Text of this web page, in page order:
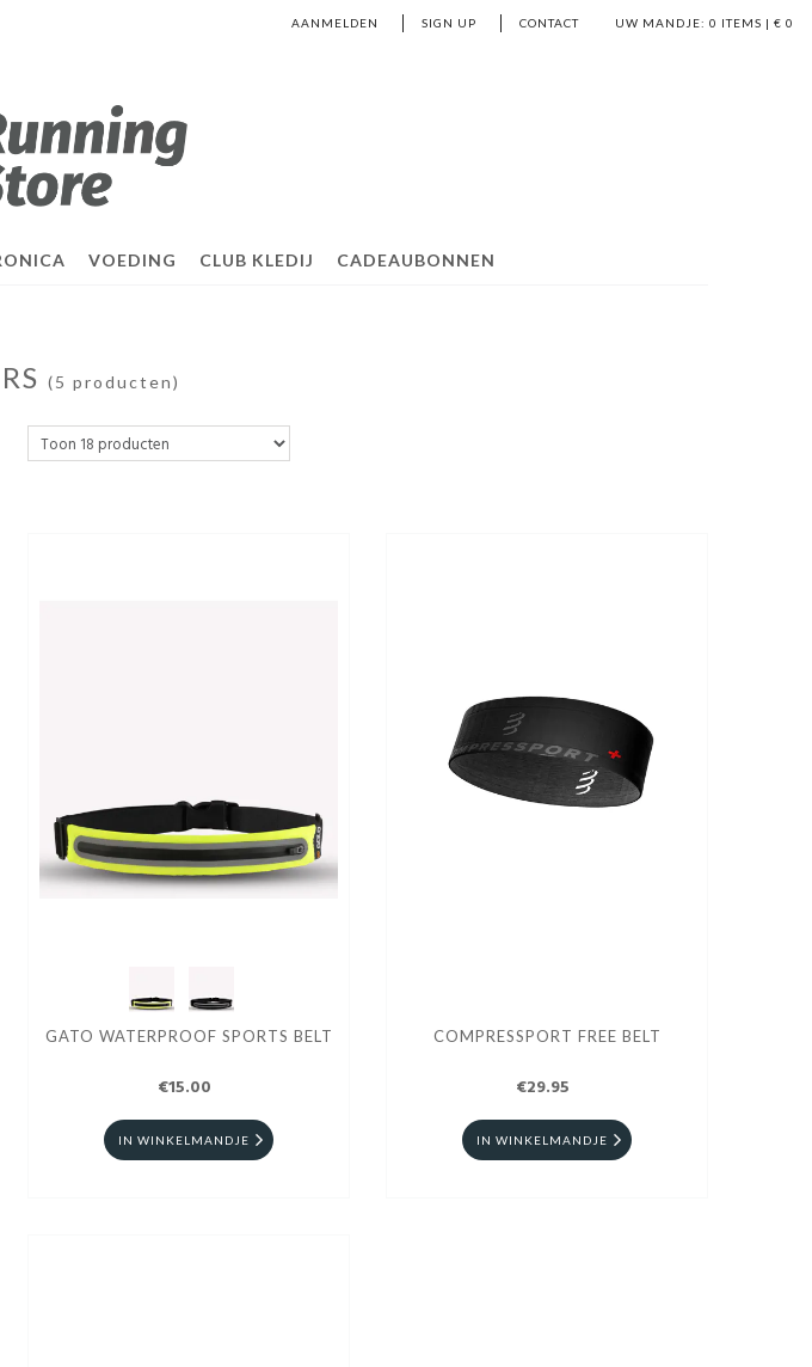
UW MANDJE: 0 ITEMS | € 0
AANMELDEN SIGN UP CONTACT
VOEDING CLUB KLEDIJ CADEAUBONNEN
(5 producten)
GATO WATERPROOF SPORTS BELT
€15.00
IN WINKELMANDJE
COMPRESSPORT FREE BELT
€29.95
IN WINKELMANDJE